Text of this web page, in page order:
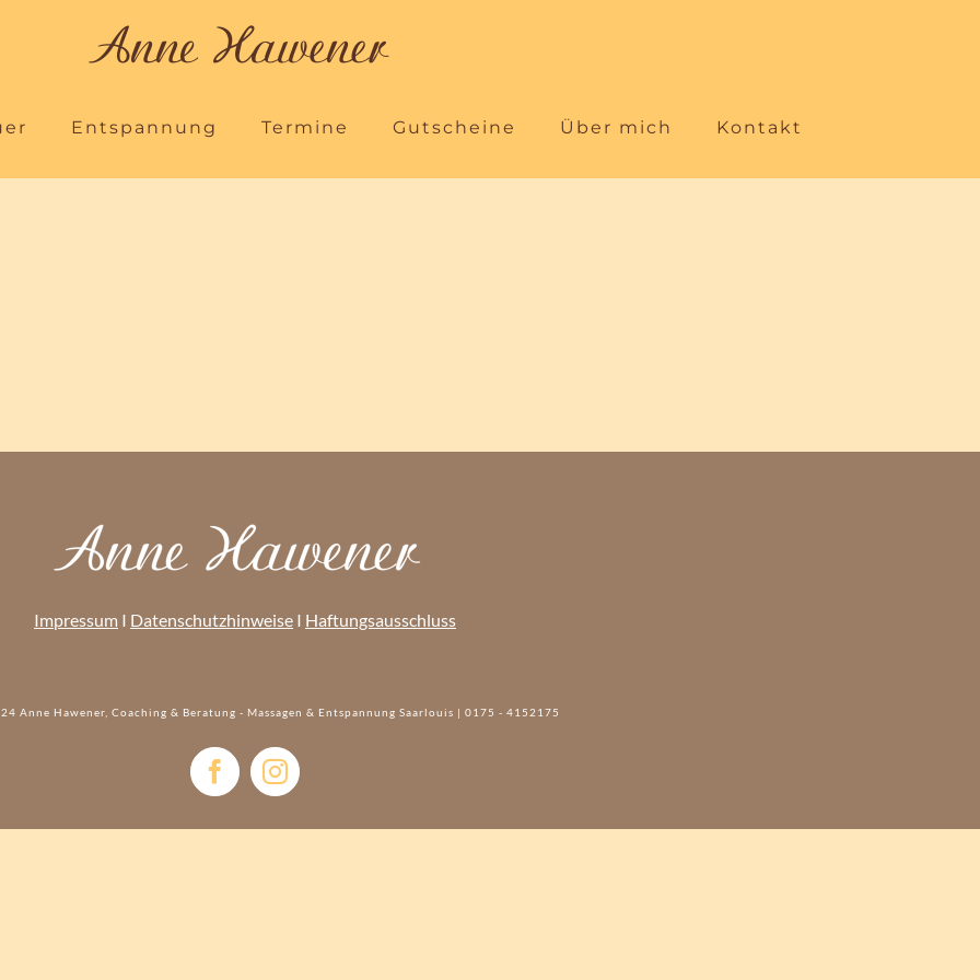
Entspannung Termine Gutscheine Über mich Kontakt
Impressum I Datenschutzhinweise I Haftungsausschluss
Anne Hawener, Coaching & Beratung - Massagen & Entspannung Saarlouis | 0175 - 4152175‬
FacebookInstagram